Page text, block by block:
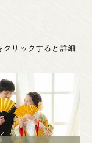
クリックすると詳細